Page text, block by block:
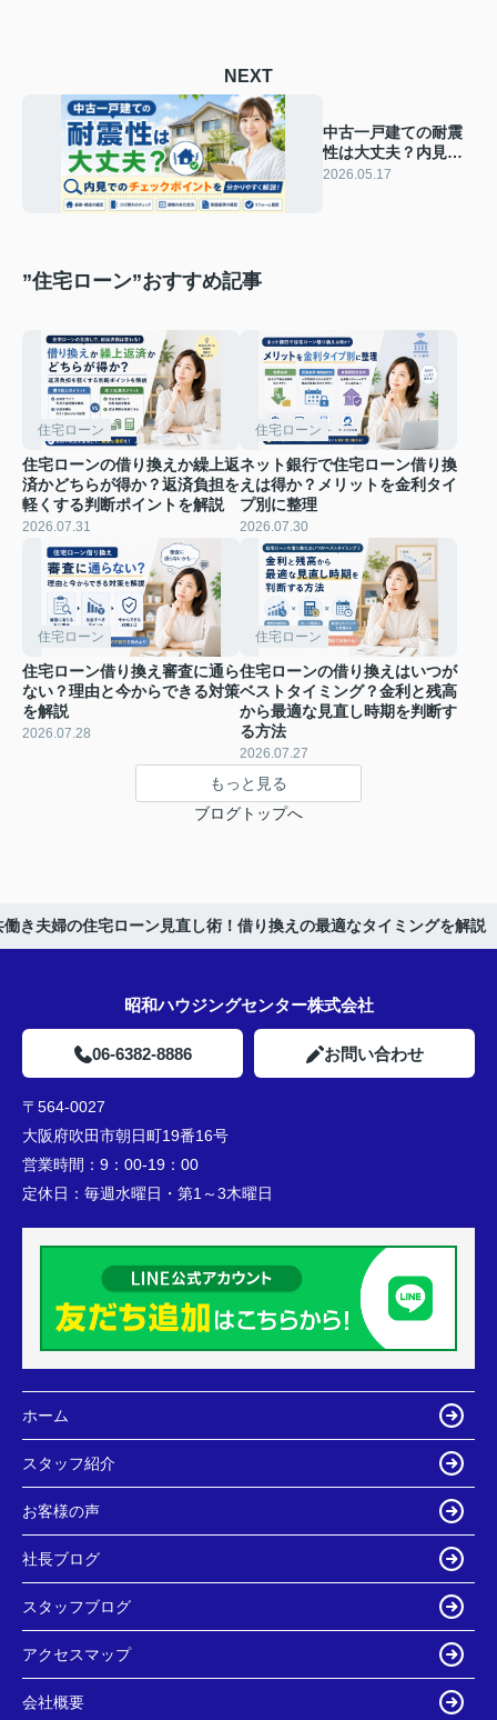
NEXT
中古一戸建ての耐震
性は大丈夫？内見で
のチェックポイント
2026.05.17
”住宅ローン”おすすめ記事
住宅ローン
住宅ローンの借り換えか繰上返
済かどちらが得か？返済負担を
軽くする判断ポイントを解説
2026.07.31
住宅ローン
ネット銀行で住宅ローン借り換
えは得か？メリットを金利タイ
プ別に整理
2026.07.30
住宅ローン
住宅ローン借り換え審査に通ら
ない？理由と今からできる対策
を解説
2026.07.28
住宅ローン
住宅ローンの借り換えはいつが
ベストタイミング？金利と残高
から最適な見直し時期を判断す
る方法
2026.07.27
もっと見る
ブログトップへ
働き夫婦の住宅ローン見直し術！借り換えの最適なタイミングを解説
昭和ハウジングセンター株式会社
06-6382-8886 お問い合わせ
〒564-0027
大阪府吹田市朝日町19番16号
営業時間： 9：00-19：00
定休日： 毎週水曜日・第1～3木曜日
ホーム
スタッフ紹介
お客様の声
社長ブログ
スタッフブログ
アクセスマップ
会社概要